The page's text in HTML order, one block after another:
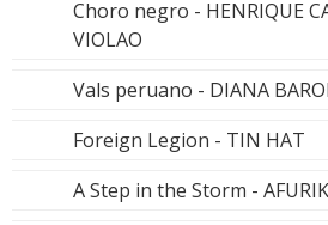
Choro negro - HENRIQUE
VIOLAO
Vals peruano - DIANA
Foreign Legion - TIN HAT
A Step in the Storm -